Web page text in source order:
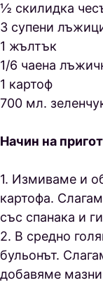
½ скилидка
3 супени
1 жълтък
1/6 чаена
1 картоф
700 мл.
Начин на
1. Измиваме и
картофа.
със спанака и
2. В средно
бульонът.
добавяме